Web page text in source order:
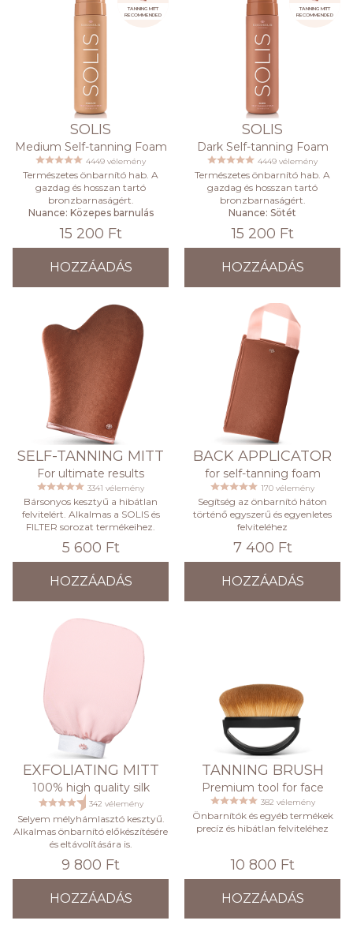
TANNING MITT
RECOMMENDED
SOLIS
Medium Self-tanning Foam
4449 vélemény
Természetes önbarnító hab. A
gazdag és hosszan tartó
bronzbarnaságért.
Nuance: Közepes barnulás
15 200 Ft
HOZZÁADÁS
TANNING MITT
RECOMMENDED
SOLIS
Dark Self-tanning Foam
4449 vélemény
Természetes önbarnító hab. A
gazdag és hosszan tartó
bronzbarnaságért.
Nuance: Sötét
15 200 Ft
HOZZÁADÁS
SELF-TANNING MITT
For ultimate results
3341 vélemény
Bársonyos kesztyű a hibátlan
felvitelért. Alkalmas a SOLIS és
FILTER sorozat termékeihez.
5 600 Ft
HOZZÁADÁS
BACK APPLICATOR
for self-tanning foam
170 vélemény
Segítség az önbarnító háton
történő egyszerű és egyenletes
felviteléhez
7 400 Ft
HOZZÁADÁS
EXFOLIATING MITT
100% high quality silk
342 vélemény
Selyem mélyhámlasztó kesztyű.
Alkalmas önbarnító előkészítésére
és eltávolítására is.
9 800 Ft
HOZZÁADÁS
TANNING BRUSH
Premium tool for face
382 vélemény
Önbarnítók és egyéb termékek
precíz és hibátlan felviteléhez
10 800 Ft
HOZZÁADÁS